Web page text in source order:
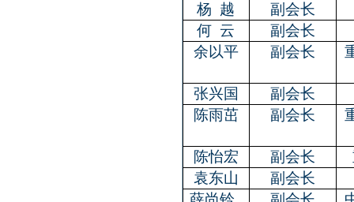
杨 越
副会长
何 云
副会长
余以平
副会长
张兴国
副会长
陈雨茁
副会长
陈怡宏 副会长
袁东山
副会长